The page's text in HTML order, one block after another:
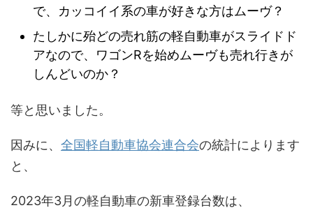
で、カッコイイ系の車が好きな方はムーヴ？
たしかに殆どの売れ筋の軽自動車がスライドド
アなので、ワゴンRを始めムーヴも売れ行きが
しんどいのか？
等と思いました。
因みに、 全国軽自動車協会連合会の統計によります
と、
2023年3月の軽自動車の新車登録台数は、